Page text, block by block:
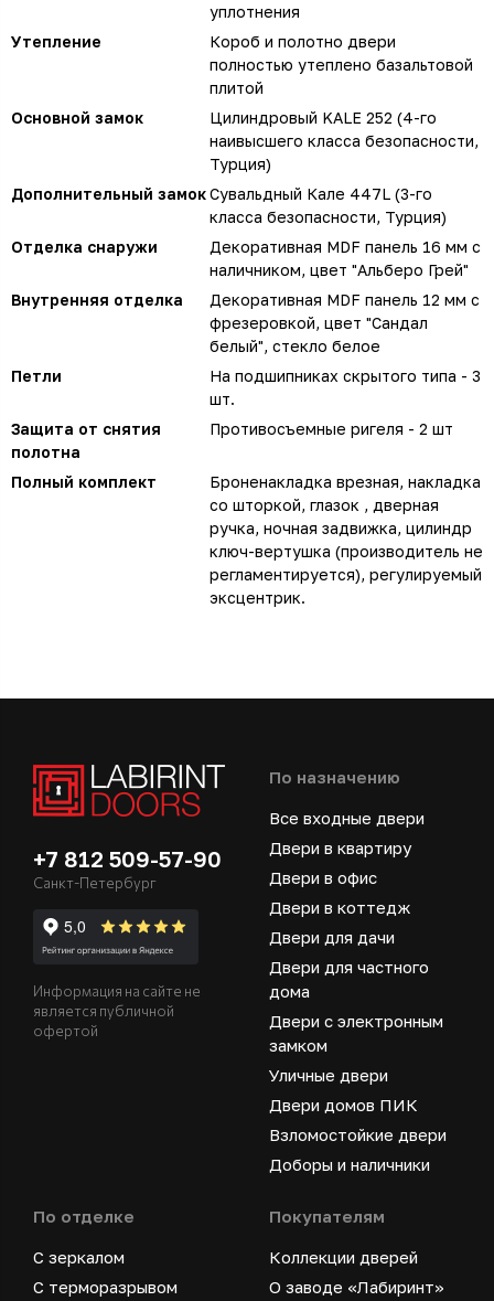
уплотнения
Утепление
Короб и полотно двери
полностью утеплено базальтовой
плитой
Основной замок
Цилиндровый KALE 252 (4-го
наивысшего класса безопасности,
Турция)
Дополнительный замокСувальдный Кале 447L (3-го
класса безопасности, Турция)
Отделка снаружи
Декоративная MDF панель 16 мм с
наличником, цвет "Альберо Грей"
Внутренняя отделка
Декоративная MDF панель 12 мм с
фрезеровкой, цвет "Сандал
белый", стекло белое
Петли
На подшипниках скрытого типа - 3
шт.
Защита от снятия
полотна
Противосъемные ригеля - 2 шт
Полный комплект
Броненакладка врезная, накладка
со шторкой, глазок , дверная
ручка, ночная задвижка, цилиндр
ключ-вертушка (производитель не
регламентируется), регулируемый
эксцентрик.
+7 812 509-57-90
Санкт-Петербург
Информация на сайте не
является публичной
офертой
По назначению
Все входные двери
Двери в квартиру
Двери в офис
Двери в коттедж
Двери для дачи
Двери для частного
дома
Двери с электронным
замком
Уличные двери
Двери домов ПИК
Взломостойкие двери
Доборы и наличники
По отделке
С зеркалом
С терморазрывом
Покупателям
Коллекции дверей
О заводе «Лабиринт»